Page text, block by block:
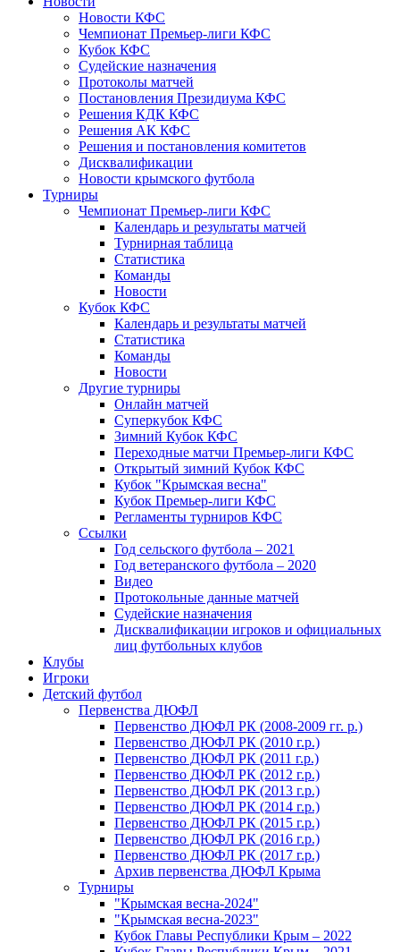
Новости КФС
Чемпионат Премьер-лиги КФС
Кубок КФС
Судейские назначения
Протоколы матчей
Постановления Президиума КФС
Решения КДК КФС
Решения АК КФС
Решения и постановления комитетов
Дисквалификации
Новости крымского футбола
Турниры
Чемпионат Премьер-лиги КФС
Календарь и результаты матчей
Турнирная таблица
Статистика
Команды
Новости
Кубок КФС
Календарь и результаты матчей
Статистика
Команды
Новости
Другие турниры
Онлайн матчей
Суперкубок КФС
Зимний Кубок КФС
Переходные матчи Премьер-лиги КФС
Открытый зимний Кубок КФС
Кубок "Крымская весна"
Кубок Премьер-лиги КФС
Регламенты турниров КФС
Ссылки
Год сельского футбола – 2021
Год ветеранского футбола – 2020
Видео
Протокольные данные матчей
Судейские назначения
Дисквалификации игроков и официальных
лиц футбольных клубов
Клубы
Игроки
Детский футбол
Первенства ДЮФЛ
Первенство ДЮФЛ РК (2008-2009 гг. р.)
Первенство ДЮФЛ РК (2010 г.р.)
Первенство ДЮФЛ РК (2011 г.р.)
Первенство ДЮФЛ РК (2012 г.р.)
Первенство ДЮФЛ РК (2013 г.р.)
Первенство ДЮФЛ РК (2014 г.р.)
Первенство ДЮФЛ РК (2015 г.р.)
Первенство ДЮФЛ РК (2016 г.р.)
Первенство ДЮФЛ РК (2017 г.р.)
Архив первенства ДЮФЛ Крыма
Турниры
"Крымская весна-2024"
"Крымская весна-2023"
Кубок Главы Республики Крым – 2022